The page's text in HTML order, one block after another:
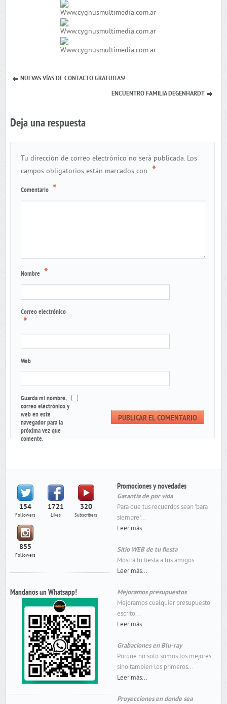
NUEVAS VÍAS DE CONTACTO GRATUITAS!
ENCUENTRO FAMILIA DEGENHARDT
Deja una respuesta
Tu dirección de correo electrónico no será publicada. Los
campos obligatorios están marcados con *
Comentario *
Nombre *
Correo electrónico
*
Web
Guarda mi nombre,
correo electrónico y
web en este
navegador para la
próxima vez que
comente.
154
Followers
1721
Likes
320
Subscribers
855
Followers
Mandanos un Whatsapp!
Promociones y novedades
Garantía de por vida
Para que tus recuerdos sean "para
siempre"...
Leer más...
Sitio WEB de tu fiesta
Mostrá tu fiesta a tus amigos...
Leer más...
Mejoramos presupuestos
Mejoramos cualquier presupuesto
escrito...
Leer más...
Grabaciones en Blu-ray
Porque no solo somos los mejores,
sino tambien los primeros...
Leer más...
Proyecciones en donde sea